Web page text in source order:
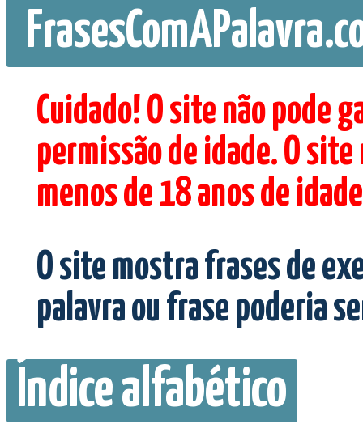
Cuidado! O site não pode
permissão de idade. O
menos de 18 anos de
O site mostra frases de
palavra ou frase poderia
Índice alfabético